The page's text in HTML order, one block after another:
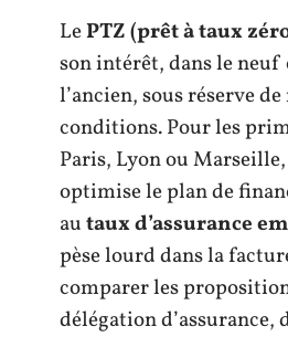
LePTZ (prêt à taux
son intérêt, dans le neuf
l’ancien, sous réserve
conditions. Pour les
Paris, Lyon ou
optimise le plan de
autaux d’assurance
pèse lourd dans la
comparer les
délégation d’assurance,